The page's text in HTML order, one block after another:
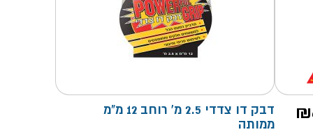
₪
דבק דו צדדי 2.5 מ' רוחב 12 מ"מ
ממותה